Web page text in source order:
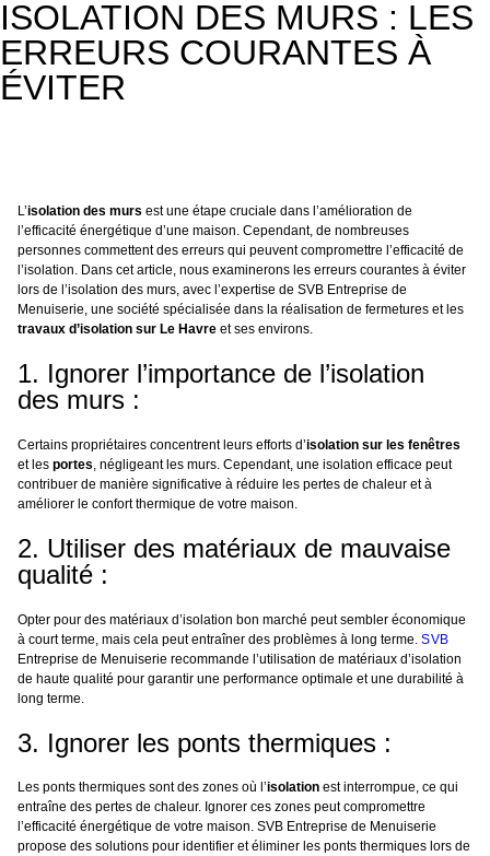
ISOLATION DES MURS : LES
ERREURS COURANTES À
ÉVITER
L’isolation des murs est une étape cruciale dans l’amélioration de
l’efficacité énergétique d’une maison. Cependant, de nombreuses
personnes commettent des erreurs qui peuvent compromettre l’efficacité de
l’isolation. Dans cet article, nous examinerons les erreurs courantes à éviter
lors de l’isolation des murs, avec l’expertise de SVB Entreprise de
Menuiserie, une société spécialisée dans la réalisation de fermetures et les
travaux d’isolation sur Le Havre et ses environs.
1. Ignorer l’importance de l’isolation
des murs :
Certains propriétaires concentrent leurs efforts d’isolation sur les fenêtres
et les portes, négligeant les murs. Cependant, une isolation efficace peut
contribuer de manière significative à réduire les pertes de chaleur et à
améliorer le confort thermique de votre maison.
2. Utiliser des matériaux de mauvaise
qualité :
Opter pour des matériaux d’isolation bon marché peut sembler économique
à court terme, mais cela peut entraîner des problèmes à long terme. SVB
Entreprise de Menuiserie recommande l’utilisation de matériaux d’isolation
de haute qualité pour garantir une performance optimale et une durabilité à
long terme.
3. Ignorer les ponts thermiques :
Les ponts thermiques sont des zones où l’isolation est interrompue, ce qui
entraîne des pertes de chaleur. Ignorer ces zones peut compromettre
l’efficacité énergétique de votre maison. SVB Entreprise de Menuiserie
propose des solutions pour identifier et éliminer les ponts thermiques lors de